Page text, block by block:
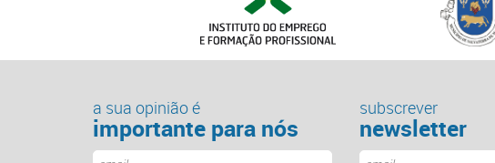
a sua opinião é
importante para nós
subscrever
newsletter